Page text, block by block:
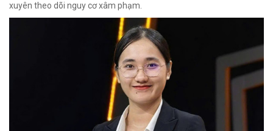
xuyên theo dõi nguy cơ xâm phạm.